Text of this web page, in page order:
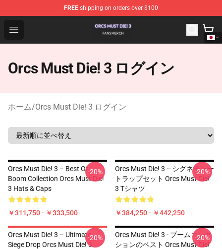
FREE shipping on orders over $100
Open menu
Orcs Must Die! 3 Shop - Official Orcs Must Die! 3
Orcs Must Die! 3 ログイン
ホーム/Orcs Must Die! 3 ログイン
Orcs Must Die! 3 – Best Of
Boom Collection Orcs Must Die!
3 Hats & Caps
￥311,750 - ￥333,500
-20%
Orcs Must Die! 3 – シグネチャー
トラップセット Orcs Must Die!
3 Tシャツ
￥384,250 - ￥442,250
-20%
Orcs Must Die! 3 – Ultimate
Siege Drop Orcs Must Die! 3
-20%
Orcs Must Die! 3 - ブームコレク
ションのベスト Orcs Must Die!
-20%